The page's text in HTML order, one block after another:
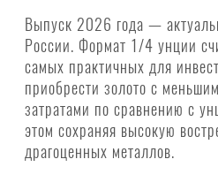
Выпуск 2026 года —
России. Формат 1/4 унции
самых практичных для
приобрести золото с
затратами по сравнению с
этом сохраняя высокую
драгоценных металлов.